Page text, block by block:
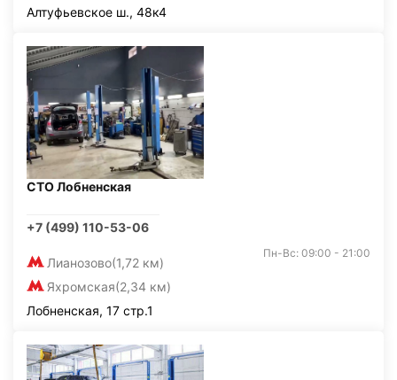
Алтуфьевское ш., 48к4
СТО Лобненская
+7 (499) 110-53-06
Лианозово(1,72 км)
Яхромская(2,34 км)
Пн-Вс: 09:00 - 21:00
Лобненская, 17 стр.1